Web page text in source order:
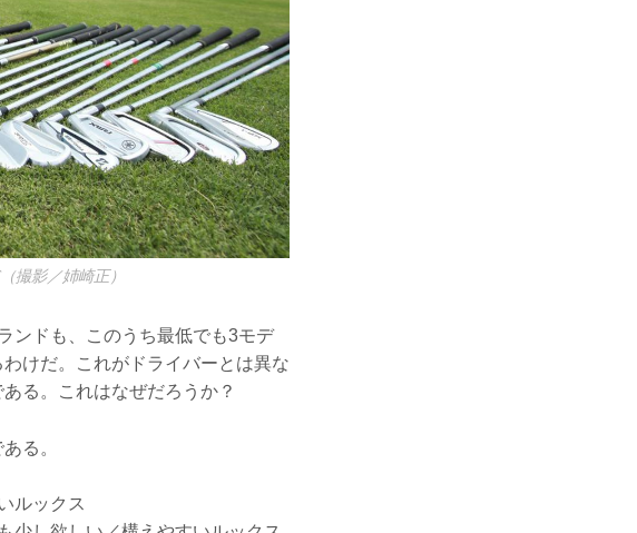
影／姉崎正）
ンドも、このうち最低でも3モデ
けだ。これがドライバーとは異な
る。これはなぜだろうか？
る。
ルックス